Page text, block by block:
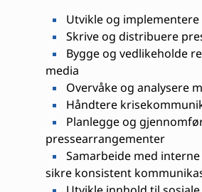
Utvikle og implementere
Skrive og distribuere
Bygge og vedlikeholde
media
Overvåke og analysere
Håndtere
Planlegge og
pressearrangementer
Samarbeide med
sikre konsistent